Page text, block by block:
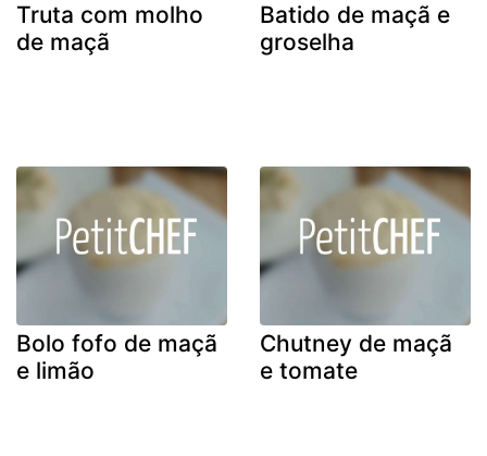
Truta com molho
de maçã
Batido de maçã e
groselha
Bolo fofo de maçã
e limão
Chutney de maçã
e tomate